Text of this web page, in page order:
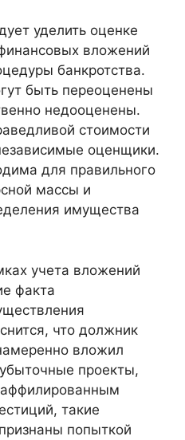
уделить оценке
вложений
банкротства.
быть переоценены
недооценены.
стоимости
оценщики.
для правильного
массы и
имущества
учета вложений
факта
что должник
вложил
проекты,
такие
попыткой